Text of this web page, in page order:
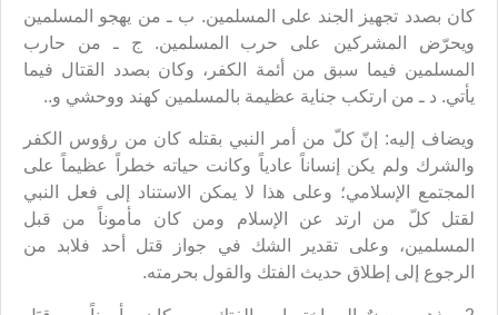
كان بصدد تجهيز الجند على المسلمين. ب ـ من يهجو المسلمين
ويحرّض المشركين على حرب المسلمين. ج ـ من حارب
المسلمين فيما سبق من أئمة الكفر، وكان بصدد القتال فيما
يأتي. د ـ من ارتكب جناية عظيمة بالمسلمين كهند ووحشي و..
ويضاف إليه: إنّ كلّ من أمر النبي بقتله كان من رؤوس الكفر
والشرك ولم يكن إنساناً عادياً وكانت حياته خطراً عظيماً على
المجتمع الإسلامي؛ وعلى هذا لا يمكن الاستناد إلى فعل النبي
لقتل كلّ من ارتد عن الإسلام ومن كان مأموناً من قبل
المسلمين، وعلى تقدير الشك في جواز قتل أحد فلابد من
الرجوع إلى إطلاق حديث الفتك والقول بحرمته.